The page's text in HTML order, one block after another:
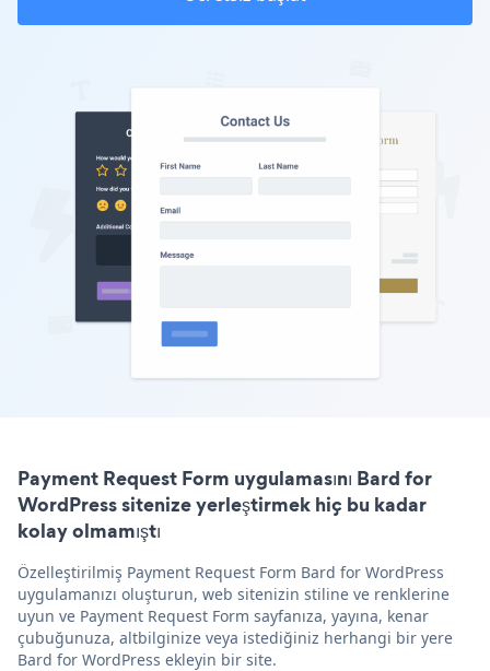
Payment Request Form uygulamasını Bard for
WordPress sitenize yerleştirmek hiç bu kadar
kolay olmamıştı
Özelleştirilmiş Payment Request Form Bard for WordPress
uygulamanızı oluşturun, web sitenizin stiline ve renklerine
uyun ve Payment Request Form sayfanıza, yayına, kenar
çubuğunuza, altbilginize veya istediğiniz herhangi bir yere
Bard for WordPress ekleyin bir site.